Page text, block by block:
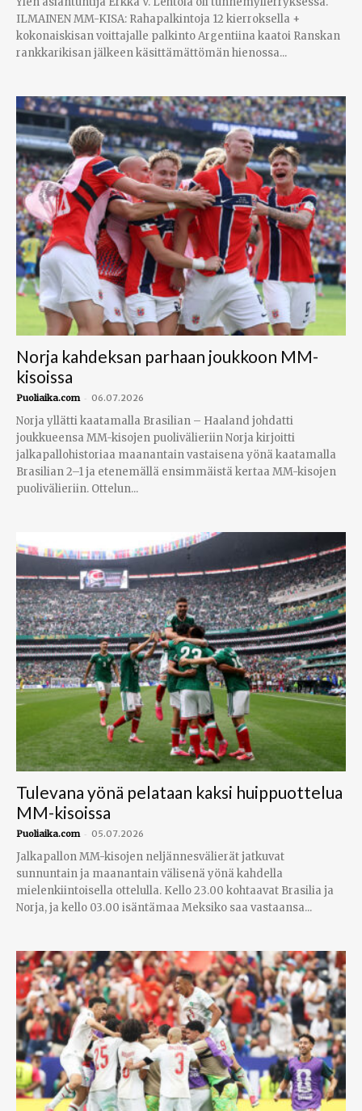
ILMAINEN MM-KISA: Rahapalkintoja 12 kierroksella +
kokonaiskisan voittajalle palkinto Argentiina kaatoi Ranskan
rankkarikisan jälkeen käsittämättömän hienossa...
Norja kahdeksan parhaan joukkoon MM-
kisoissa
Puoliaika.com - 06.07.2026
Norja yllätti kaatamalla Brasilian – Haaland johdatti
joukkueensa MM-kisojen puolivälieriin Norja kirjoitti
jalkapallohistoriaa maanantain vastaisena yönä kaatamalla
Brasilian 2–1 ja etenemällä ensimmäistä kertaa MM-kisojen
puolivälieriin. Ottelun...
Tulevana yönä pelataan kaksi huippuottelua
MM-kisoissa
Puoliaika.com - 05.07.2026
Jalkapallon MM-kisojen neljännesvälierät jatkuvat
sunnuntain ja maanantain välisenä yönä kahdella
mielenkiintoisella ottelulla. Kello 23.00 kohtaavat Brasilia ja
Norja, ja kello 03.00 isäntämaa Meksiko saa vastaansa...